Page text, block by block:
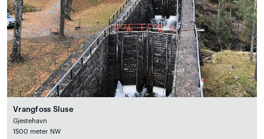
Vrangfoss Sluse
Gjestehavn
1500 meter NW